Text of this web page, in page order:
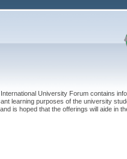
International University Forum contains
learning purposes of the university
is hoped that the offerings will aide in